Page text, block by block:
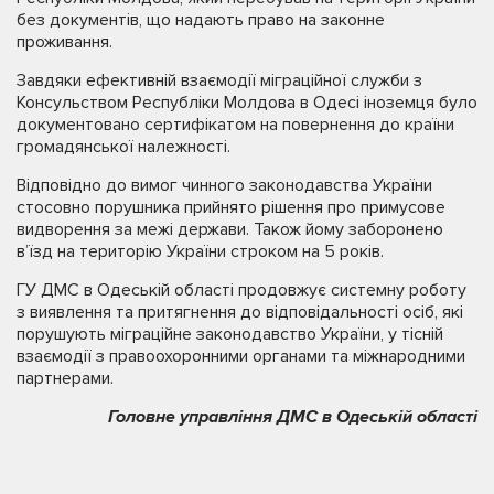
без документів, що надають право на законне
проживання.
Завдяки ефективній взаємодії міграційної служби з
Консульством Республіки Молдова в Одесі іноземця було
документовано сертифікатом на повернення до країни
громадянської належності.
Відповідно до вимог чинного законодавства України
стосовно порушника прийнято рішення про примусове
видворення за межі держави. Також йому заборонено
в’їзд на територію України строком на 5 років.
ГУ ДМС в Одеській області продовжує системну роботу
з виявлення та притягнення до відповідальності осіб, які
порушують міграційне законодавство України, у тісній
взаємодії з правоохоронними органами та міжнародними
партнерами.
Головне управління ДМС в Одеській області